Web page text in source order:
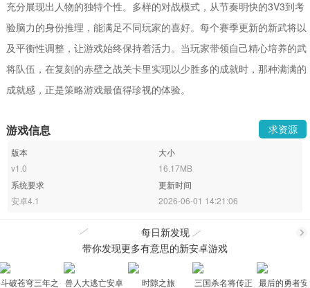
充分展现出人物的独特个性。多样的对战模式，从节奏明快的3V3到考
验脑力的身份推理，能满足不同玩家的喜好。每个赛季更新的新武将以
及平衡性调整，让游戏始终保持着活力。当玩家带领自己精心培养的武
将队伍，在复刻的赤壁之战关卡里实现以少胜多的成就时，那种满满的
成就感，正是策略游戏最值得珍视的体验。
游戏信息 求资源
版本
v1.0
大小
16.17MB
系统要求
安卓4.1
更新时间
2026-06-01 14:21:06
每日新发现
带你发现更多有意思的新安卓游戏
斗破苍穹三年之
兽人大逃亡安卓
时隙之旅
三国杀名将传正 最后的勇者